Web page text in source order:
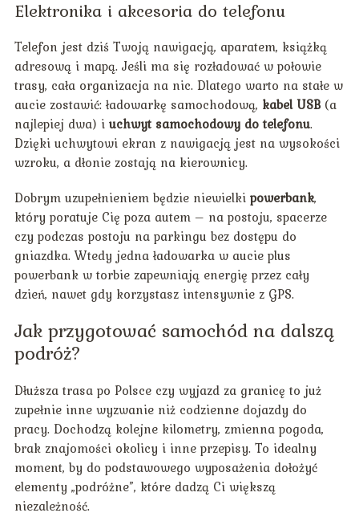
Elektronika i akcesoria do telefonu
Telefon jest dziś Twoją nawigacją, aparatem, książką
adresową i mapą. Jeśli ma się rozładować w połowie
trasy, cała organizacja na nic. Dlatego warto na stałe w
aucie zostawić: ładowarkę samochodową, kabel USB(a
najlepiej dwa) i uchwyt samochodowy do telefonu.
Dzięki uchwytowi ekran z nawigacją jest na wysokości
wzroku, a dłonie zostają na kierownicy.
Dobrym uzupełnieniem będzie niewielki powerbank,
który poratuje Cię poza autem – na postoju, spacerze
czy podczas postoju na parkingu bez dostępu do
gniazdka. Wtedy jedna ładowarka w aucie plus
powerbank w torbie zapewniają energię przez cały
dzień, nawet gdy korzystasz intensywnie z GPS.
Jak przygotować samochód na dalszą
podróż?
Dłuższa trasa po Polsce czy wyjazd za granicę to już
zupełnie inne wyzwanie niż codzienne dojazdy do
pracy. Dochodzą kolejne kilometry, zmienna pogoda,
brak znajomości okolicy i inne przepisy. To idealny
moment, by do podstawowego wyposażenia dołożyć
elementy „podróżne”, które dadzą Ci większą
niezależność.